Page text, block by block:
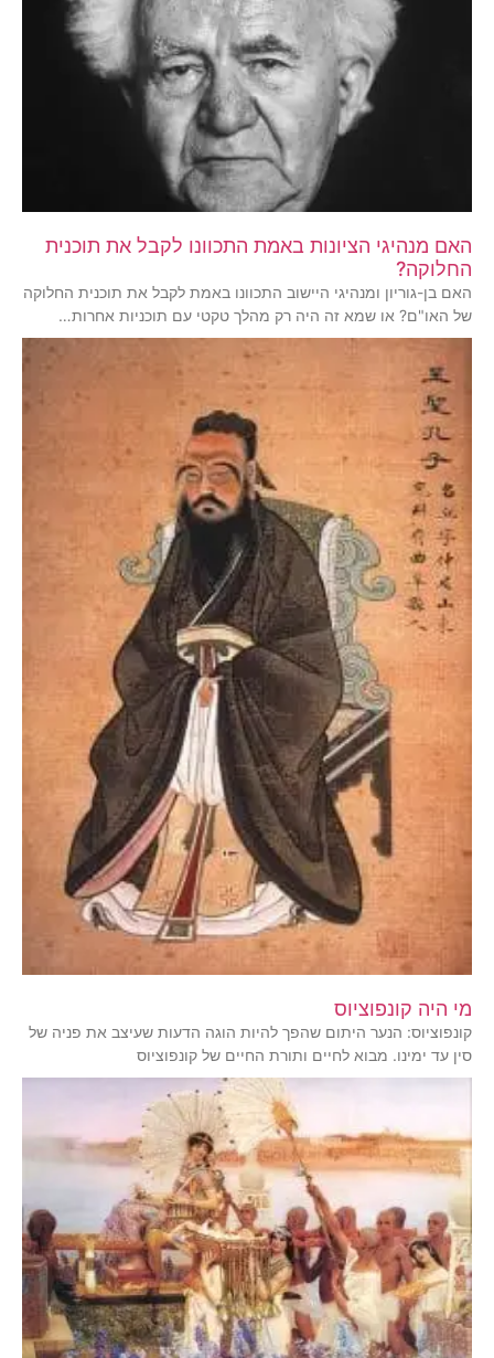
האם מנהיגי הציונות באמת התכוונו לקבל את תוכנית
החלוקה?
האם בן-גוריון ומנהיגי היישוב התכוונו באמת לקבל את תוכנית החלוקה
של האו"ם? או שמא זה היה רק מהלך טקטי עם תוכניות אחרות…
מי היה קונפוציוס
קונפוציוס: הנער היתום שהפך להיות הוגה הדעות שעיצב את פניה של
סין עד ימינו. מבוא לחיים ותורת החיים של קונפוציוס